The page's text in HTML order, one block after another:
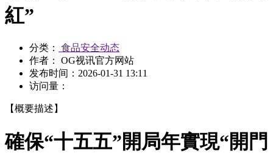
紅”
分类：
食品安全动态
作者： OG视讯官方网站
发布时间： 2026-01-31 13:11
访问量：
【概要描述】
確保“十五五”開局年實現“開門